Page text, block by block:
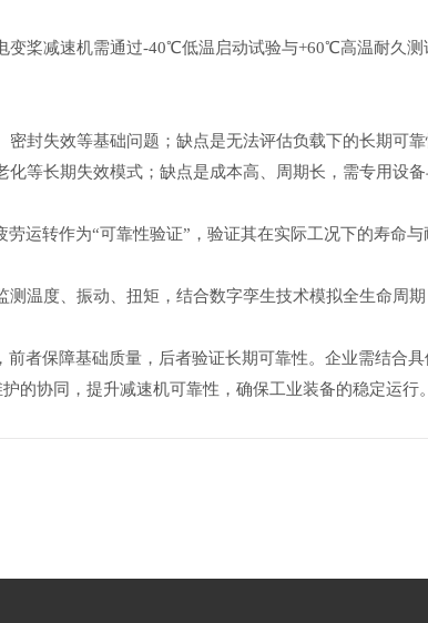
桨减速机需通过-40℃低温启动试验与+60℃高温耐久
封失效等基础问题；缺点是无法评估负载下的长期可靠
等长期失效模式；缺点是成本高、周期长，需专用设备
运转作为“可靠性验证”，验证其在实际工况下的寿命
温度、振动、扭矩，结合数字孪生技术模拟全生命周
者保障基础质量，后者验证长期可靠性。企业需结合
的协同，提升减速机可靠性，确保工业装备的稳定运行。